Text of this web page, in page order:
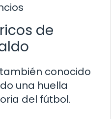
de
conocido
una huella
del fútbol.